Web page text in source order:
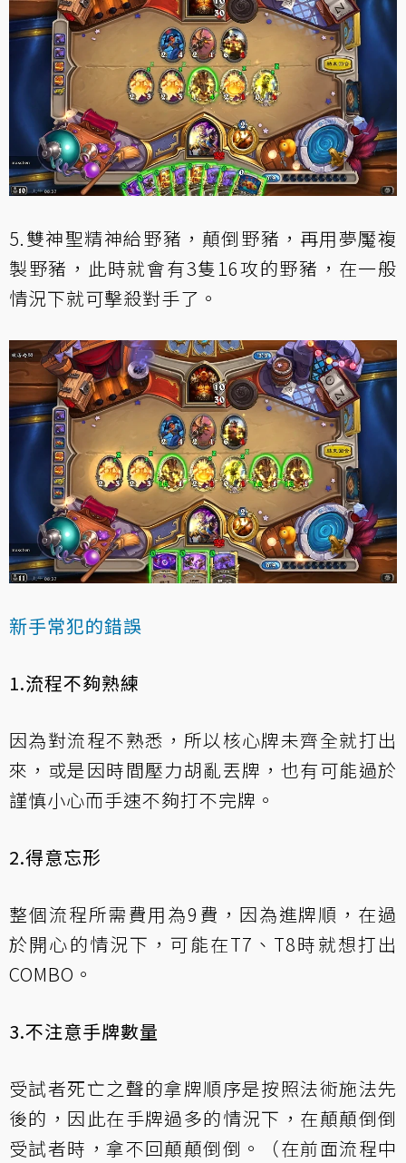
5.雙神聖精神給野豬，顛倒野豬，再用夢魘複
製野豬，此時就會有3隻16攻的野豬，在一般
情況下就可擊殺對手了。
新手常犯的錯誤
1.流程不夠熟練
因為對流程不熟悉，所以核心牌未齊全就打出
來，或是因時間壓力胡亂丟牌，也有可能過於
謹慎小心而手速不夠打不完牌。
2.得意忘形
整個流程所需費用為9費，因為進牌順，在過
於開心的情況下，可能在T7、T8時就想打出
COMBO。
3.不注意手牌數量
受試者死亡之聲的拿牌順序是按照法術施法先
後的，因此在手牌過多的情況下，在顛顛倒倒
受試者時，拿不回顛顛倒倒。（在前面流程中